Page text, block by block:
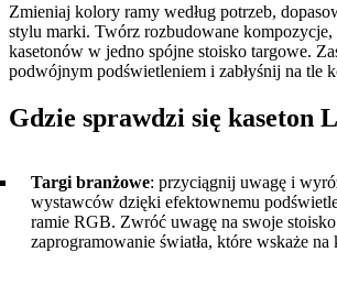
Zmieniaj kolory ramy według potrzeb,
stylu marki. Twórz rozbudowane kompozycje,
kasetonów w jedno spójne stoisko targowe.
podwójnym podświetleniem i zabłyśnij na tle
Gdzie sprawdzi się kaseton
Targi branżowe: przyciągnij uwagę i
wystawców dzięki efektownemu
ramie RGB. Zwróć uwagę na swoje
zaprogramowanie światła, które wskaże na